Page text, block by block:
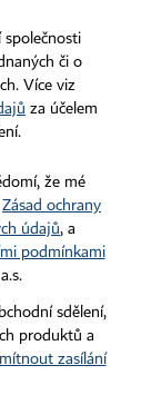
společnosti
či o
Více viz
za účelem
že mé
Zásad ochrany
údajů, a
podmínkami
sdělení,
produktů a
zasílání